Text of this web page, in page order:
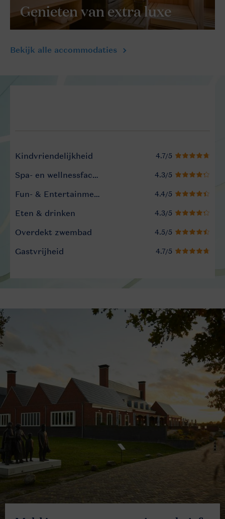
Genieten van extra luxe
Bekijk alle accommodaties
Kindvriendelijkheid
Spa- en wellnessfaciliteiten
Fun- & Entertainment-programma
Eten & drinken
Overdekt zwembad
Gastvrijheid